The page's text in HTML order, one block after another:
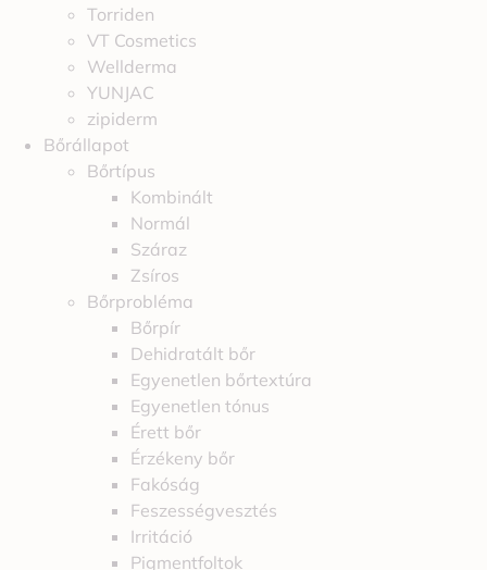
Torriden
VT Cosmetics
Wellderma
YUNJAC
zipiderm
Bőrállapot
Bőrtípus
Kombinált
Normál
Száraz
Zsíros
Bőrprobléma
Bőrpír
Dehidratált bőr
Egyenetlen bőrtextúra
Egyenetlen tónus
Érett bőr
Érzékeny bőr
Fakóság
Feszességvesztés
Irritáció
Pigmentfoltok